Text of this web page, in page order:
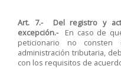
Art. 7.-
Del registro y
excepción.-
En caso de
peticionario no
administración tributaria,
con los requisitos de